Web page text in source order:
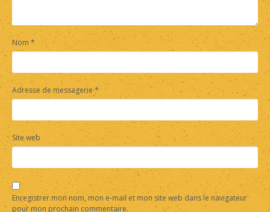
Nom*
Adresse de messagerie*
Site web
Enregistrer mon nom, mon e-mail et mon site web dans le navigateur
pour mon prochain commentaire.